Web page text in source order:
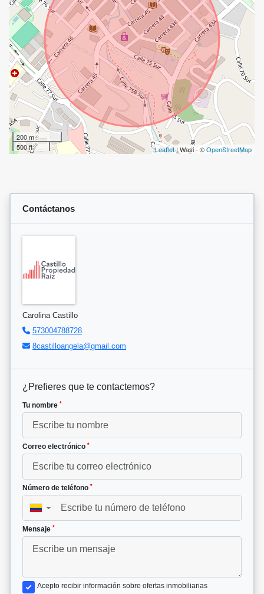
200 m
500 ft
Leaflet| Wasi - ©OpenStreetMap
Contáctanos
Carolina Castillo
573004788728
8castilloangela@gmail.com
¿Prefieres que te contactemos?
Tu nombre *
Correo electrónico *
Número de teléfono *
▼
Mensaje *
Acepto recibir información sobre ofertas inmobiliarias